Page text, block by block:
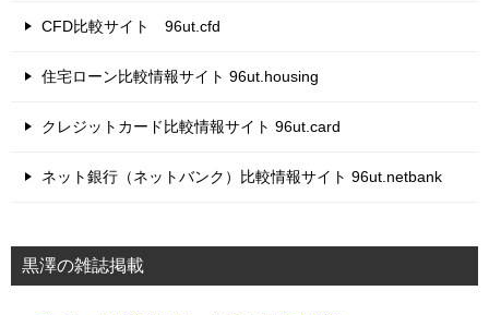
CFD比較サイト 96ut.cfd
住宅ローン比較情報サイト 96ut.housing
クレジットカード比較情報サイト 96ut.card
ネット銀行（ネットバンク）比較情報サイト 96ut.netbank
黒澤の雑誌掲載